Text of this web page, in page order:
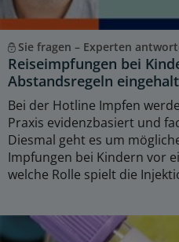
Sie fragen – Experten
Reiseimpfungen bei
Abstandsregeln
Bei der Hotline Impfen
Praxis evidenzbasiert und
Diesmal geht es um
Impfungen bei Kindern vor
welche Rolle spielt die